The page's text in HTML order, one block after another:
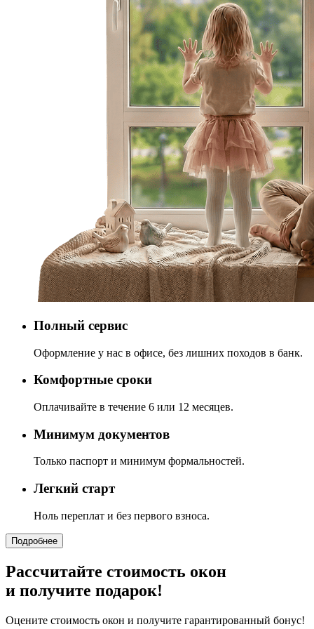
Полный сервис
Оформление у нас в офисе, без лишних походов в банк.
Комфортные сроки
Оплачивайте в течение 6 или 12 месяцев.
Минимум документов
Только паспорт и минимум формальностей.
Легкий старт
Ноль переплат и без первого взноса.
Подробнее
Рассчитайте стоимость окон
и получите подарок!
Оцените стоимость окон и получите гарантированный бонус!